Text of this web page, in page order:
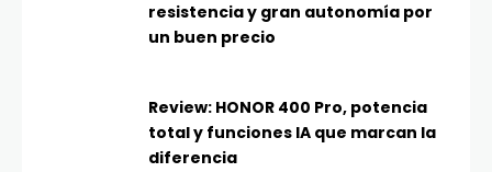
resistencia y gran autonomía por
un buen precio
Review: HONOR 400 Pro, potencia
total y funciones IA que marcan la
diferencia